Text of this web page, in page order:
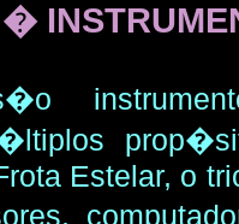
�
Estelar, o